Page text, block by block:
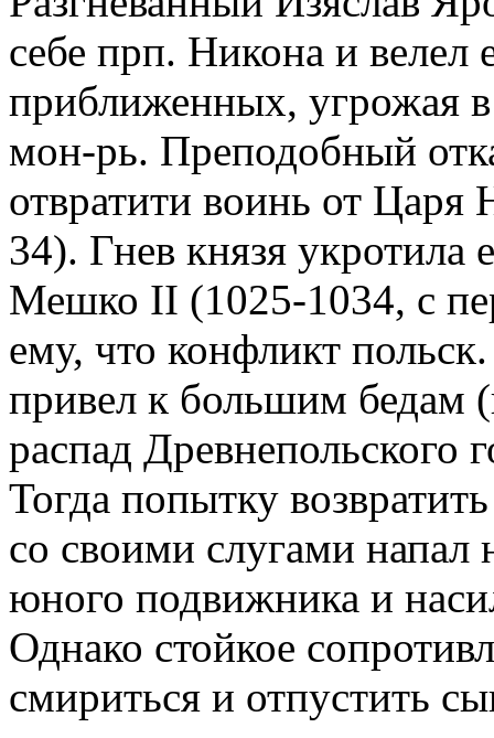
себе прп. Никона и велел
приближенных, угрожая
мон-рь. Преподобный
отвратити воинь от Царя
34). Гнев князя укротила
Мешко II (1025-1034, с
ему, что конфликт
привел к большим бедам
распад Древнепольского
Тогда попытку
со своими слугами напал
юного подвижника и
Однако стойкое
смириться и отпустить